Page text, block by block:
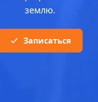
землю.
Записаться